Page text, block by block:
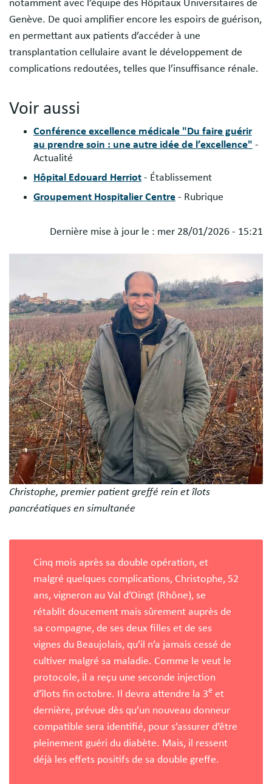
notamment avec l’équipe des Hôpitaux Universitaires de
Genève. De quoi amplifier encore les espoirs de guérison,
en permettant aux patients d’accéder à une
transplantation cellulaire avant le développement de
complications redoutées, telles que l’insuffisance rénale.
Voir aussi
Conférence excellence médicale "Du faire guérir
au prendre soin : une autre idée de l’excellence" -
Actualité
Hôpital Edouard Herriot - Établissement
Groupement Hospitalier Centre - Rubrique
Dernière mise à jour le : mer 28/01/2026 - 15:21
Christophe, premier patient greffé rein et îlots
pancréatiques en simultanée
Cinq mois après sa double opération, et
malgré quelques complications, Christophe, 52
ans, vigneron au Val d’Oingt (Rhône), se
rétablit doucement mais sûrement auprès de
sa compagne, de ses deux filles et de ses
vignes du Beaujolais, qu’il n’a jamais cessé de
cultiver malgré sa maladie. Comme le veut le
protocole, il a reçu une seconde injection
d’îlots fin octobre. Il devra attendre la 3e et
dernière, prévue dès qu’un nouveau donneur
compatible sera identifié, pour s’assurer d’être
pleinement guéri du diabète. Mais, il ressent
déjà les effets positifs de sa double greffe.